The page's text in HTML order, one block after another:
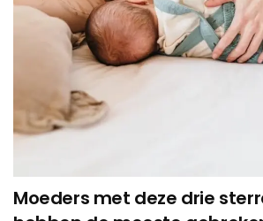
Moeders met deze drie